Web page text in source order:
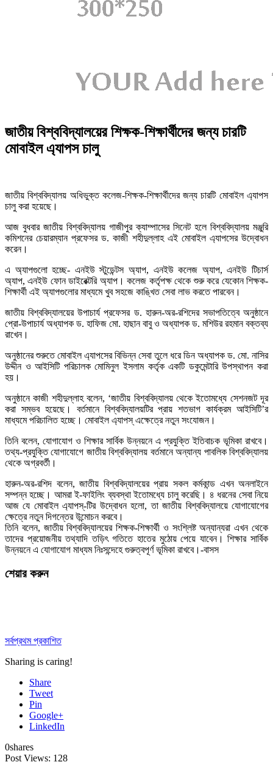
জাতীয় বিশ্ববিদ্যালয়ের শিক্ষক-শিক্ষার্থীদের জন্য চারটি
মোবাইল এ্যাপস চালু
জাতীয় বিশ্ববিদ্যালয় অধিভুক্ত কলেজ-শিক্ষক-শিক্ষার্থীদের জন্য চারটি মোবাইল এ্যাপস
চালু করা হয়েছে।
আজ বুধবার জাতীয় বিশ্ববিদ্যালয় গাজীপুর ক্যাম্পাসের সিনেট হলে বিশ্ববিদ্যালয় মঞ্জুরি
কমিশনের চেয়ারম্যান প্রফেসর ড. কাজী শহীদুল্লাহ এই মোবাইল এ্যাপসের উদ্বোধন
করেন।
এ অ্যাপগুলো হচ্ছে- এনইউ স্টুডেন্টস অ্যাপ, এনইউ কলেজ অ্যাপ, এনইউ টিচার্স
অ্যাপ, এনইউ ফোন ডাইরেক্টরি অ্যাপ। কলেজ কর্তৃপক্ষ থেকে শুরু করে যেকোন শিক্ষক-
শিক্ষার্থী এই অ্যাপগুলোর মাধ্যমে খুব সহজে কাঙ্খিত সেবা লাভ করতে পারবেন।
জাতীয় বিশ্ববিদ্যালয়ের উপাচার্য প্রফেসর ড. হারুন-অর-রশিদের সভাপতিত্বে অনুষ্ঠানে
প্রো-উপাচার্য অধ্যাপক ড. হাফিজ মো. হাছান বাবু ও অধ্যাপক ড. মশিউর রহমান বক্তব্য
রাখেন।
অনুষ্ঠানের শুরুতে মোবাইল এ্যাপসের বিভিন্ন সেবা তুলে ধরে ডিন অধ্যাপক ড. মো. নাসির
উদ্দীন ও আইসিটি পরিচালক মোমিনুল ইসলাম কর্তৃক একটি ডকুমেন্টারি উপস্থাপন করা
হয়।
অনুষ্ঠানে কাজী শহীদুল্লাহ বলেন, ‘জাতীয় বিশ্ববিদ্যালয় থেকে ইতোমধ্যে সেশনজট দূর
করা সম্ভব হয়েছে। বর্তমানে বিশ্ববিদ্যালয়টির প্রায় শতভাগ কার্যক্রম আইসিটি’র
মাধ্যমে পরিচালিত হচ্ছে। মোবাইল এ্যাপস্ এক্ষেত্রে নতুন সংযোজন।
তিনি বলেন, যোগাযোগ ও শিক্ষার সার্বিক উন্নয়নে এ প্রযুক্তি ইতিবাচক ভূমিকা রাখবে।
তথ্য-প্রযুক্তি যোগাযোগে জাতীয় বিশ্ববিদ্যালয় বর্তমানে অন্যান্য পাবলিক বিশ্ববিদ্যালয়
থেকে অগ্রবর্তী।
হারুন-অর-রশিদ বলেন, জাতীয় বিশ্ববিদ্যালয়ের প্রায় সকল কর্মকান্ড এখন অনলাইনে
সম্পন্ন হচ্ছে। আমরা ই-ফাইলিং ব্যবস্থা ইতোমধ্যে চালু করেছি। ৪ ধরনের সেবা নিয়ে
আজ যে মোবাইল এ্যাপস্-টির উদ্বোধন হলো, তা জাতীয় বিশ্ববিদ্যালয়ে যোগাযোগের
ক্ষেত্রে নতুন দিগন্তের উন্মোচন করবে।
তিনি বলেন, জাতীয় বিশ্ববিদ্যালয়ের শিক্ষক-শিক্ষার্থী ও সংশ্লিষ্ট অন্যান্যরা এখন থেকে
তাদের প্রয়োজনীয় তথ্যাদি তড়িৎ গতিতে হাতের মুঠোয় পেয়ে যাবেন। শিক্ষার সার্বিক
উন্নয়নে এ যোগাযোগ মাধ্যম নিঃসন্দেহে গুরুত্বপূর্ণ ভূমিকা রাখবে।-বাসস
শেয়ার করুন
সর্বপ্রথম প্রকাশিত
Sharing is caring!
Share
Tweet
Pin
Google+
LinkedIn
0shares
Post Views: 128